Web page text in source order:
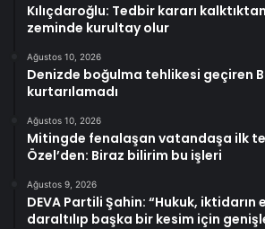
Kılıçdaroğlu: Tedbir kararı
zeminde kurultay olur
Ağustos 10, 2026
Denizde boğulma tehlikesi geçiren
kurtarılamadı
Ağustos 10, 2026
Mitingde fenalaşan vatandaşa ilk
Özel’den: Biraz bilirim bu işleri
Ağustos 9, 2026
DEVA Partili Şahin: “Hukuk,
daraltılıp başka bir kesim için